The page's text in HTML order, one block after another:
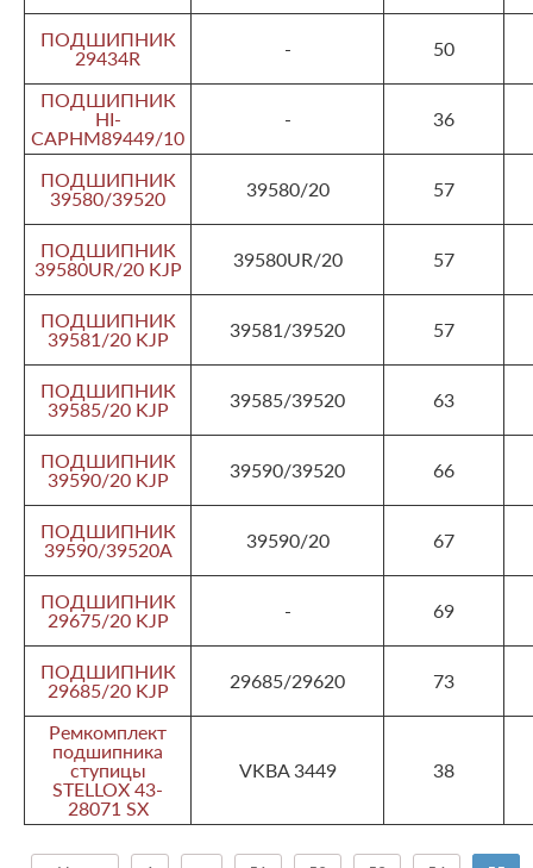
ПОДШИПНИК
29434R
- 50
ПОДШИПНИК
HI-
CAPHM89449/10
- 36
ПОДШИПНИК
39580/39520
39580/20 57
ПОДШИПНИК
39580UR/20 KJP
39580UR/20 57
ПОДШИПНИК
39581/20 KJP
39581/39520 57
ПОДШИПНИК
39585/20 KJP
39585/39520 63
ПОДШИПНИК
39590/20 KJP
39590/39520 66
ПОДШИПНИК
39590/39520A
39590/20 67
ПОДШИПНИК
29675/20 KJP
- 69
ПОДШИПНИК
29685/20 KJP
29685/29620 73
Ремкомплект
подшипника
ступицы
STELLOX 43-
28071 SX
VKBA 3449 38